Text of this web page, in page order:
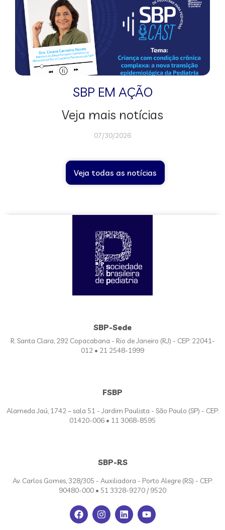
SBP EM AÇÃO
Veja mais notícias
07/30/2026
Veja todas as notícias
SBP-Sede
R. Santa Clara, 292 Copacabana - Rio de Janeiro (RJ) - CEP: 22041-
012 • 21 2548-1999
FSBP
Alameda Jaú, 1742 – sala 51 - Jardim Paulista - São Paulo (SP) - CEP:
01420-006 • 11 3068-8595
SBP-RS
Av. Carlos Gomes, 328/305 - Auxiliadora - Porto Alegre (RS) - CEP:
90480-000 • 51 3328-9270 / 9520